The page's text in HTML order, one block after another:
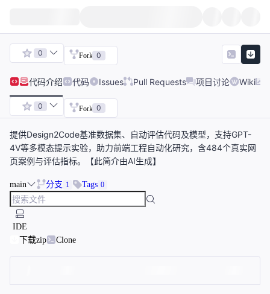
0 Fork 0
代码介绍 代码 Issues Pull Requests 项目讨论 Wiki
0 Fork 0
提供Design2Code基准数据集、自动评估代码及模型，支持GPT-
4V等多模态提示实验，助力前端工程自动化研究，含484个真实网
页案例与评估指标。【此简介由AI生成】
main 分支 1 Tags 0
IDE
下载zip
Clone